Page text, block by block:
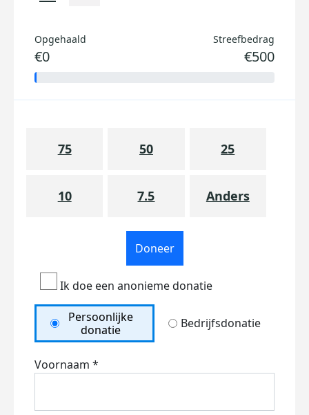
Opgehaald
€0
Streefbedrag
€500
75 50 25
10 7.5 Anders
Doneer
Ik doe een anonieme donatie
Persoonlijke
donatie
Bedrijfsdonatie
Voornaam *